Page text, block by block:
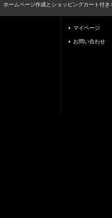
ホームページ作成とショッピングカート付
マイページ
お問い合わせ